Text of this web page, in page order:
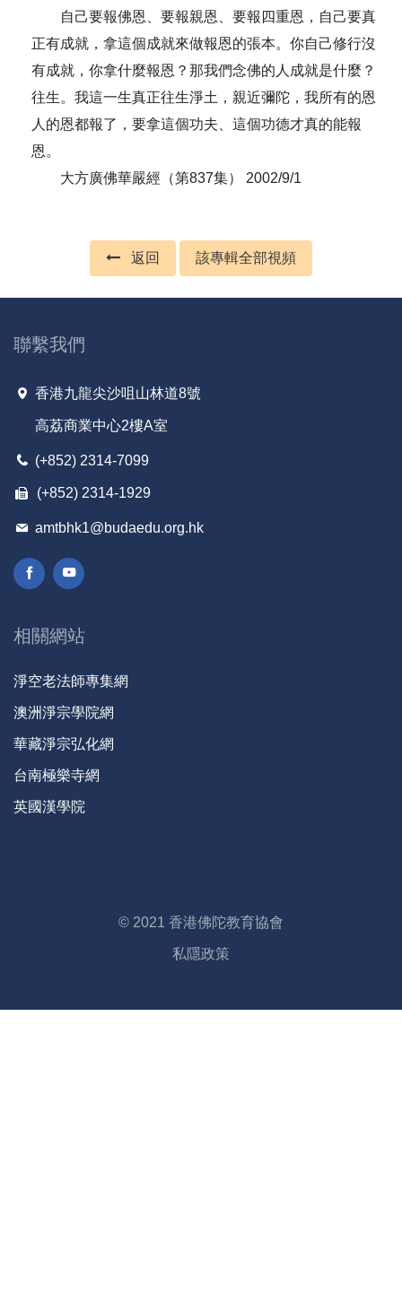
自己要報佛恩、要報親恩、要報四重恩，自己要真
正有成就，拿這個成就來做報恩的張本。你自己修行沒
有成就，你拿什麼報恩？那我們念佛的人成就是什麼？
往生。我這一生真正往生淨土，親近彌陀，我所有的恩
人的恩都報了，要拿這個功夫、這個功德才真的能報
恩。
大方廣佛華嚴經（第837集） 2002/9/1
返回 該專輯全部視頻
聯繫我們
香港九龍尖沙咀山林道8號
高荔商業中心2樓A室
(+852) 2314-7099
(+852) 2314-1929
amtbhk1@budaedu.org.hk
相關網站
淨空老法師專集網
澳洲淨宗學院網
華藏淨宗弘化網
台南極樂寺網
英國漢學院
© 2021 香港佛陀教育協會
私隱政策